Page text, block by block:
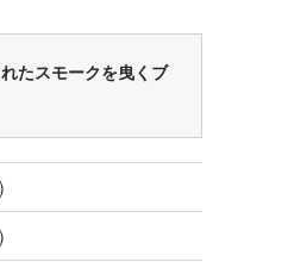
たスモークを曳くブ